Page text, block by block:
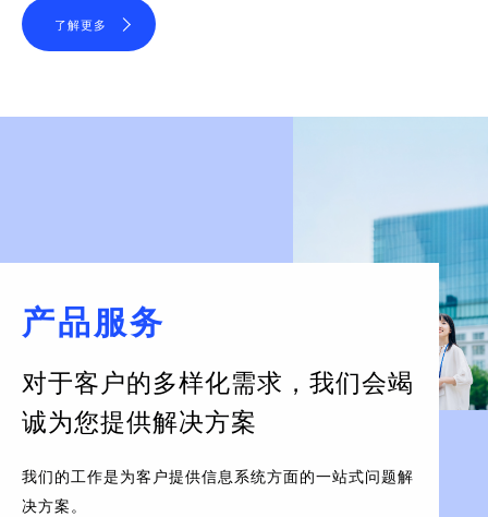
了解更多
产品服务
对于客户的多样化需求， 我们会竭
诚为您提供解决方案
我们的工作是为客户提供信息系统方面的一站式问题解
决方案。